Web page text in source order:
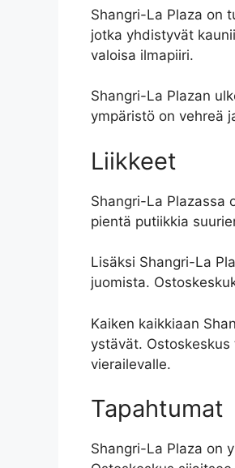
Shangri-La Plaza on
jotka yhdistyvät
valoisa ilmapiiri.
Shangri-La Plazan
ympäristö on vehreä
Liikkeet
Shangri-La Plazassa
pientä putiikkia
Lisäksi Shangri-La
juomista.
Kaiken kaikkiaan
ystävät.
vierailevalle.
Tapahtumat
Shangri-La Plaza on